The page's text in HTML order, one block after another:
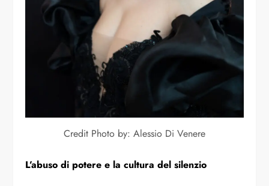
Credit Photo by: Alessio Di Venere
L’abuso di potere e la cultura del silenzio